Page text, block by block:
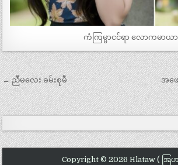
ကံကြမ္မာငင်ရာ လောကမာယာ
Post
navigation
← ညီမလေး ခမ်းစုမီ အဖ
Copyright © 2026 Hlataw ( အြပ